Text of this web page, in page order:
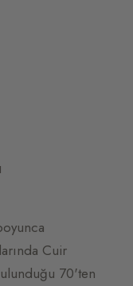
Cuir
70'ten